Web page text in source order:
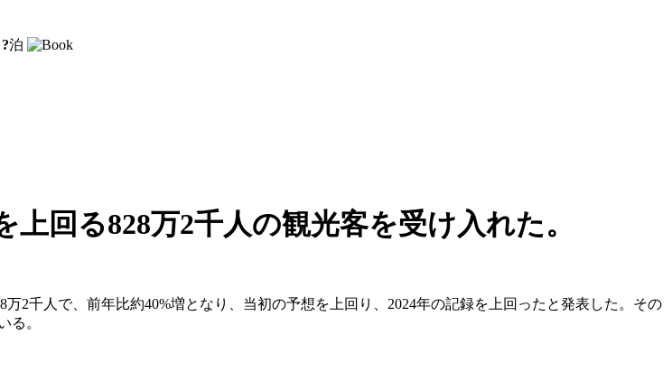
?泊
回る828万2千人の観光客を受け入れた。
2千人で、前年比約40%増となり、当初の予想を上回り、2024年の記録を上回ったと発表した。その
る。